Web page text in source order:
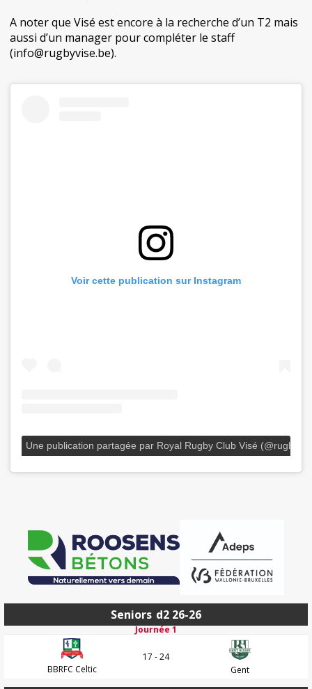
A noter que Visé est encore à la recherche d’un T2 mais
aussi d’un manager pour compléter le staff
(info@rugbyvise.be).
Voir cette publication sur Instagram
Une publication partagée par Royal Rugby Club Visé
Seniors d2 26-26
Journée 1
BBRFC Celtic
17 - 24
Gent